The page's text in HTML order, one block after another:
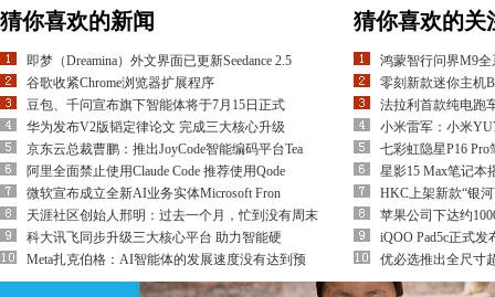
猜你喜欢的新闻
即梦（Dreamina）外文界面已更新Seedance 2.5
谷歌收紧Chrome浏览器扩展程序
豆包、千问宣布旗下智能体将于7月15日正式
华为发布V2版韬定律论文 完成三大核心升级
京东云总裁曹鹏：推出JoyCode智能编码平台Tea
阿里全面禁止使用Claude Code 推荐使用Qode
微软宣布成立全新AI业务实体Microsoft Fron
天涯社区创始人邢明：过去一个月，忙到没有周末
科大讯飞同步升级三大核心平台 助力智能硬
Meta扎克伯格：AI智能体的发展速度没有达到预
猜你喜欢的关
鸿蒙智行问界M9
零刻新款迷你主机
法拉利首款纯电跑
小米雷军：小米
七彩虹隐星P16
星影15 Max笔记本
HKC上架新款“银
苹果公司下达约
iQOO Pad5c正式发
优必选推出全尺寸